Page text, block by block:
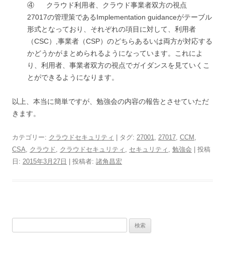
④ クラウド利用者、クラウド事業者双方の視点
27017の管理策であるImplementation guidanceがテーブル
形式となっており、それぞれの項目に対して、利用者
（CSC）,事業者（CSP）のどちらあるいは両方が対応する
かどうかがまとめられるようになっています。これによ
り、利用者、事業者双方の視点でガイダンスを見ていくこ
とができるようになります。
以上、本当に簡単ですが、勉強会の内容の報告とさせていただ
きます。
カテゴリー: クラウドセキュリティ | タグ: 27001 27017 CCM
CSA
クラウド クラウドセキュリティ セキュリティ 勉強会 | 投稿
日: 2015年3月27日 投稿者: 諸角昌宏